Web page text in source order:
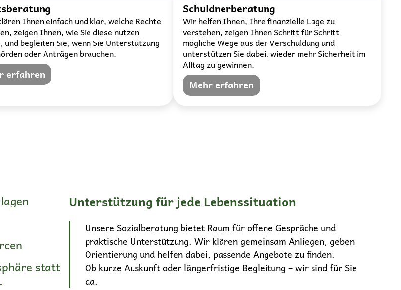
Ihnen einfach und klar, welche Rechte
zeigen Ihnen, wie Sie diese nutzen
und begleiten Sie, wenn Sie Unterstützung
oder Anträgen brauchen.
erfahren
Schuldnerberatung
Wir helfen Ihnen, Ihre finanzielle Lage zu
verstehen, zeigen Ihnen Schritt für Schritt
mögliche Wege aus der Verschuldung und
unterstützen Sie dabei, wieder mehr Sicherheit im
Alltag zu gewinnen.
Mehr erfahren
statt
Unterstützung für jede Lebenssituation
Unsere Sozialberatung bietet Raum für offene Gespräche und
praktische Unterstützung. Wir klären gemeinsam Anliegen, geben
Orientierung und helfen dabei, passende Angebote zu finden.
Ob kurze Auskunft oder längerfristige Begleitung – wir sind für Sie
da.